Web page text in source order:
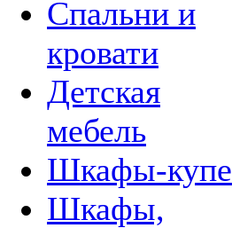
Спальни и
кровати
Детская
мебель
Шкафы-купе
Шкафы,